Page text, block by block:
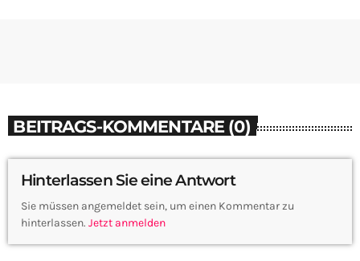
BEITRAGS-KOMMENTARE (0)
Hinterlassen Sie eine Antwort
Sie müssen angemeldet sein, um einen Kommentar zu
hinterlassen. Jetzt anmelden